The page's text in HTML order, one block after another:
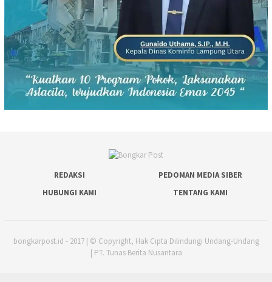
REDAKSI
PEDOMAN MEDIA SIBER
HUBUNGI KAMI
TENTANG KAMI
bongkarpost.id - 2017 | © Copyright, Hak Cipta Dilindungi Undang-Undang
| PT. Tunas Berita Nusantara